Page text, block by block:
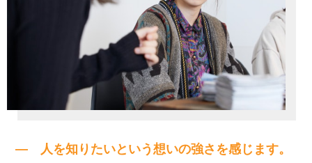
— 人を知りたいという想いの強さを感じます。